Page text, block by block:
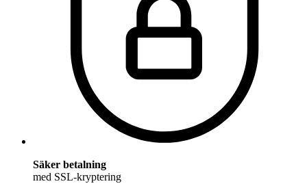
Säker betalning
med SSL-kryptering